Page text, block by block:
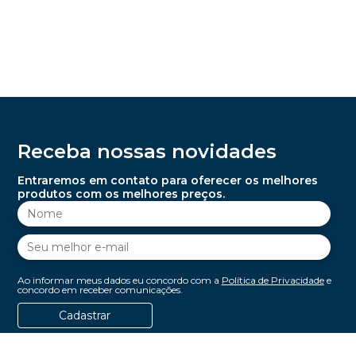
Receba nossas novidades
Entraremos em contato para oferecer os melhores
produtos com os melhores preços.
Ao informar meus dados eu concordo com a Política de Privacidadee
concordo em receber comunicações.
Cadastrar